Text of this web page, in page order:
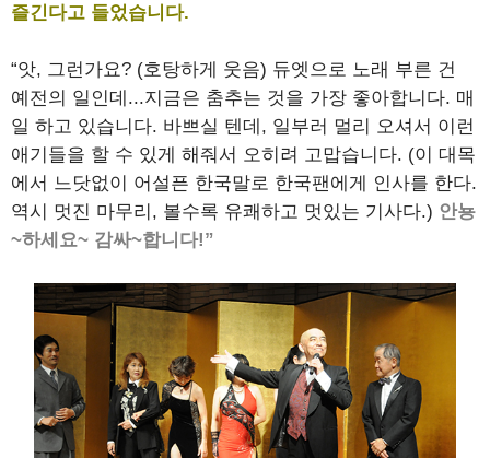
즐긴다고 들었습니다.
“앗, 그런가요? (호탕하게 웃음) 듀엣으로 노래 부른 건
예전의 일인데...지금은 춤추는 것을 가장 좋아합니다. 매
일 하고 있습니다. 바쁘실 텐데, 일부러 멀리 오셔서 이런
애기들을 할 수 있게 해줘서 오히려 고맙습니다. (이 대목
에서 느닷없이 어설픈 한국말로 한국팬에게 인사를 한다.
역시 멋진 마무리, 볼수록 유쾌하고 멋있는 기사다.) 안뇽
~하세요~ 감싸~합니다!”